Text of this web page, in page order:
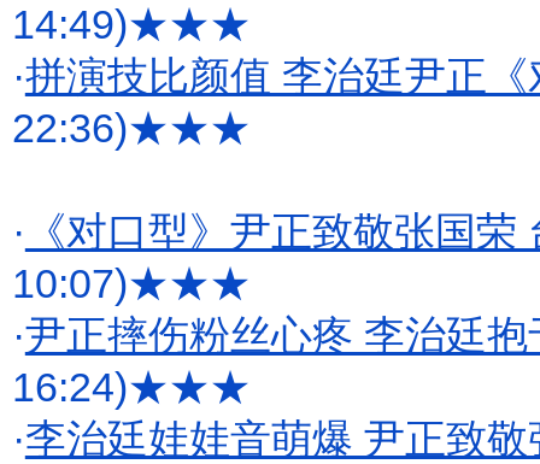
14:49)★★★
·拼演技比颜值 李治廷尹正
22:36)★★★
· 《对口型》尹正致敬张国
10:07)★★★
·尹正摔伤粉丝心疼 李治廷抱
16:24)★★★
·李治廷娃娃音萌爆 尹正致